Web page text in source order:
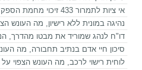
אי ציות לתמרור 433 זיכוי מחמת הספק
נהיגה במונית ללא רישיון, מה העונש
דו"ח לנהג שמוריד את מבטו מהדרך,
סיכון חיי אדם בנתיב תחבורה, מה
לוחית רישוי לרכב, מה העונש הצפוי על